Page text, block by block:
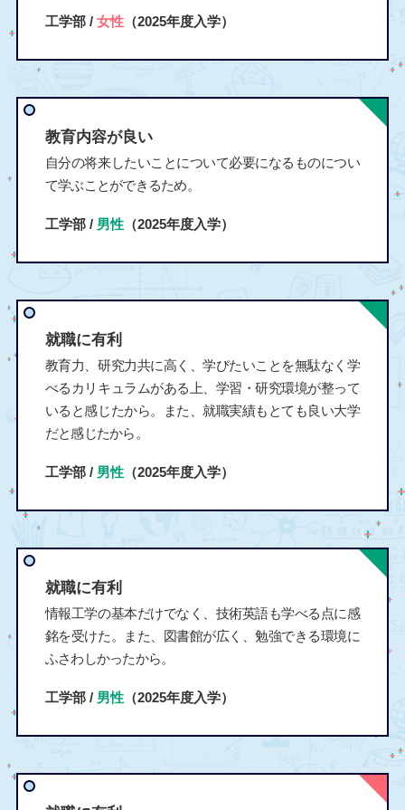
工学部 / 女性（2025年度入学）
教育内容が良い
自分の将来したいことについて必要になるものについ
て学ぶことができるため。
工学部 / 男性（2025年度入学）
就職に有利
教育力、研究力共に高く、学びたいことを無駄なく学
べるカリキュラムがある上、学習・研究環境が整って
いると感じたから。また、就職実績もとても良い大学
だと感じたから。
工学部 / 男性（2025年度入学）
就職に有利
情報工学の基本だけでなく、技術英語も学べる点に感
銘を受けた。また、図書館が広く、勉強できる環境に
ふさわしかったから。
工学部 / 男性（2025年度入学）